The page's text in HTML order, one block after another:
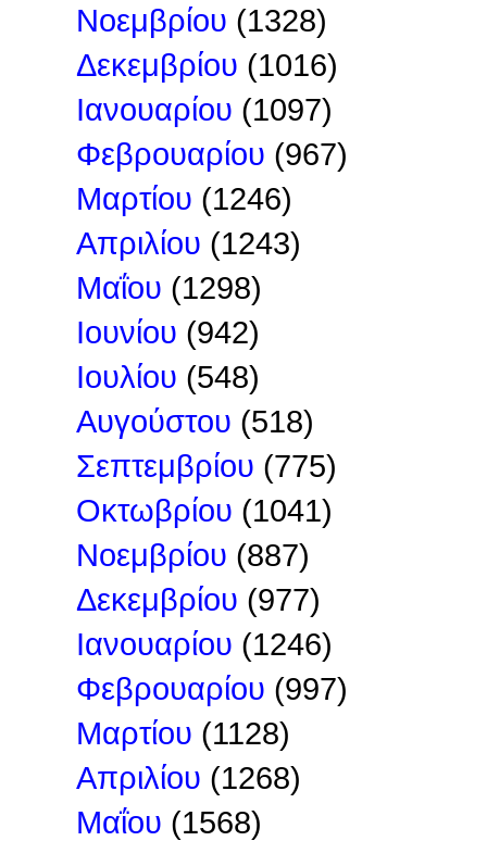
Νοεμβρίου (1328)
Δεκεμβρίου (1016)
Ιανουαρίου (1097)
Φεβρουαρίου (967)
Μαρτίου (1246)
Απριλίου (1243)
Μαΐου (1298)
Ιουνίου (942)
Ιουλίου (548)
Αυγούστου (518)
Σεπτεμβρίου (775)
Οκτωβρίου (1041)
Νοεμβρίου (887)
Δεκεμβρίου (977)
Ιανουαρίου (1246)
Φεβρουαρίου (997)
Μαρτίου (1128)
Απριλίου (1268)
Μαΐου (1568)